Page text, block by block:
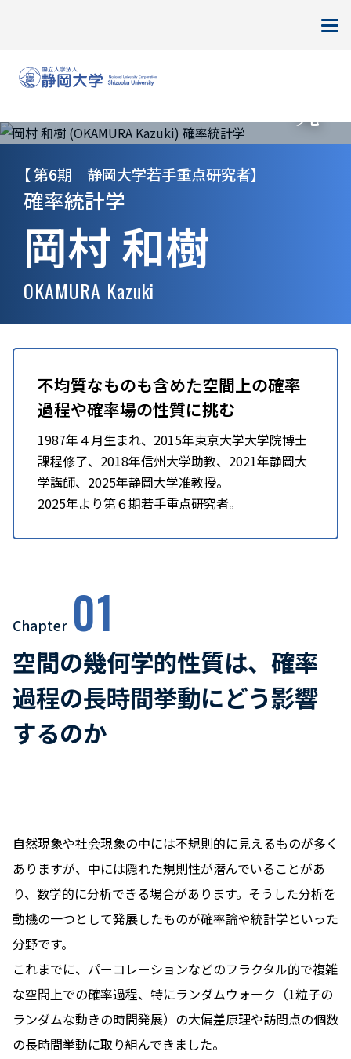
静岡大学研究フェロー
ランダム現象の数学的研
究
第6期 静岡大学若手重点研究者
確率統計学
岡村 和樹
OKAMURA Kazuki
不均質なものも含めた空間上の確率
過程や確率場の性質に挑む
1987年４月生まれ、2015年東京大学大学院博士
課程修了、2018年信州大学助教、2021年静岡大
学講師、2025年静岡大学准教授。
2025年より第６期若手重点研究者。
Chapter 01
空間の幾何学的性質は、確率
過程の長時間挙動にどう影響
するのか
自然現象や社会現象の中には不規則的に見えるものが多く
ありますが、中には隠れた規則性が潜んでいることがあ
り、数学的に分析できる場合があります。そうした分析を
動機の一つとして発展したものが確率論や統計学といった
分野です。
これまでに、パーコレーションなどのフラクタル的で複雑
な空間上での確率過程、特にランダムウォーク（1粒子の
ランダムな動きの時間発展）の大偏差原理や訪問点の個数
の長時間挙動に取り組んできました。